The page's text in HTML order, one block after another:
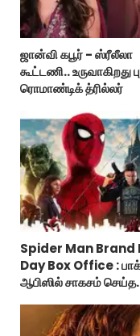
ஜான்வி கபூர் - ஸ்ரீலீலா
கூட்டணி.. உருவாகிறது
ரொமாண்டிக் த்ரில்லர்
Spider Man Brand
Day Box Office :
ஆபிஸில் சாகசம் செய்த